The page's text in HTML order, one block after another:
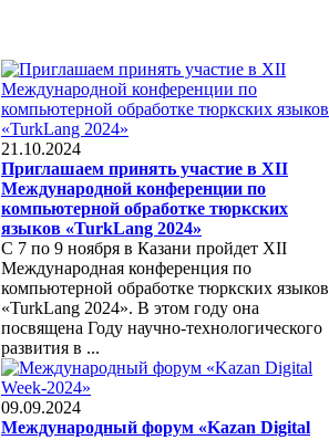
21.10.2024
Приглашаем принять участие в ХII
Международной конференции по
компьютерной обработке тюркских
языков «TurkLang 2024»
С 7 по 9 ноября в Казани пройдет ХII
Международная конференция по
компьютерной обработке тюркских языков
«TurkLang 2024». В этом году она
посвящена Году научно-технологического
развития в ...
09.09.2024
Международный форум «Kazan Digital